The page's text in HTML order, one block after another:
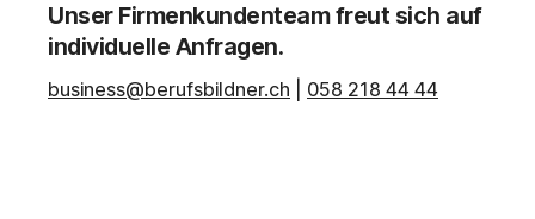
Unser Firmenkundenteam freut sich auf
individuelle Anfragen.
business@berufsbildner.ch 058 218 44 44